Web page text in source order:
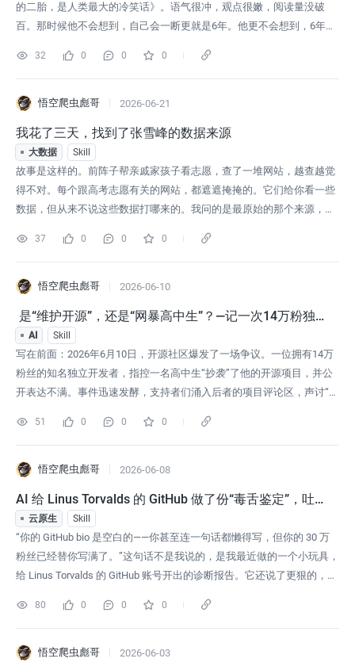
的二胎，是人类最大的冷笑话》。语气很冲，观点很嫩，阅读量没破
百。那时候他不会想到，自己会一断更就是6年。他更不会想到，6年后
中文AI圈称为「卡神」。这个号叫数字生命卡兹克。我从头到尾统计了
他746篇文章的全部数据，发布时间、标题、字数、阅读量、互动数
据。没有推测，没有
32 0 0 0
悟空爬虫彪哥 2026-06-21
我花了三天，找到了张雪峰的数据来源
大数据 Skill
故事是这样的。前阵子帮亲戚家孩子看志愿，查了一堆网站，越查越觉
得不对。每个跟高考志愿有关的网站，都遮遮掩掩的。它们给你看一些
数据，但从来不说这些数据打哪来的。我问的是最原始的那个来源，就
的。没人说。这让我想起了企查查那个事。企查查你知道吧，做企业信
息查询的，后来做成了上市公司。它的数据来源其实是公开的，就是全
国企业信用信息公示系统，国家官
37 0 0 0
悟空爬虫彪哥 2026-06-10
是“维护开源”，还是“网暴高中生”？—记一次14万粉独
立开发者的翻车实录
AI Skill
写在前面：2026年6月10日，开源社区爆发了一场争议。一位拥有14万
粉丝的知名独立开发者，指控一名高中生“抄袭”了他的开源项目，并公
开表达不满。事件迅速发酵，支持者们涌入后者的项目评论区，声讨“抄
意站队，只尝试回答三个问题：法律上，Burrow侵权了吗？行为上，到
底谁在霸凌谁？这场风波，暴露了开源社区怎样的病灶？两位主角：Mo
le
51 0 0 0
悟空爬虫彪哥 2026-06-08
AI 给 Linus Torvalds 的 GitHub 做了份“毒舌鉴定”，吐
槽得太狠了
云原生 Skill
“你的 GitHub bio 是空白的——你甚至连一句话都懒得写，但你的 30 万
粉丝已经替你写满了。”这句话不是我说的，是我最近做的一个小玩具，
给 Linus Torvalds 的 GitHub 账号开出的诊断报告。它还说了更狠的，
模。”被骂的人叫 Linus Torvalds。Linux 和 Git 之父。骂他的，是我写
80 0 0 0
悟空爬虫彪哥 2026-06-03